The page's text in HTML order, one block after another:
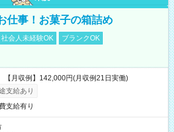
仕事！お菓子の箱詰め
社会人未経験OK
ブランクOK
月収例】142,000円(月収例21日実働)
支給あり
支給有り